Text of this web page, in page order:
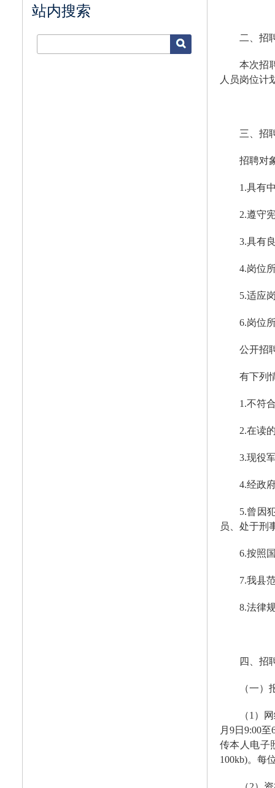
站内搜索
二、招
本次招
人员岗位计
三、招
招聘对
1.具有
2.遵守
3.具有
4.岗位
5.适应
6.岗位
公开招
有下列
1.不符
2.在读
3.现役
4.经政
5.曾因
员、处于刑
6.按照
7.我县
8.法律
四、招
（一）
（1）
月9日9:00
传本人电子
100kb)。每